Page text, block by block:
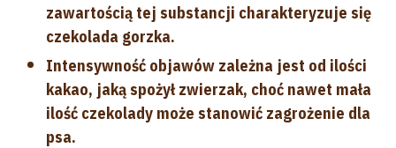
zawartością tej substancji charakteryzuje się
czekolada gorzka.
Intensywność objawów zależna jest od ilości
kakao, jaką spożył zwierzak, choć nawet mała
ilość czekolady może stanowić zagrożenie dla
psa.